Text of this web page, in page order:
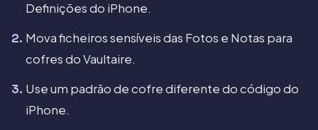
Definições do iPhone.
Mova ficheiros sensíveis das Fotos e Notas para
cofres do Vaultaire.
Use um padrão de cofre diferente do código do
iPhone.